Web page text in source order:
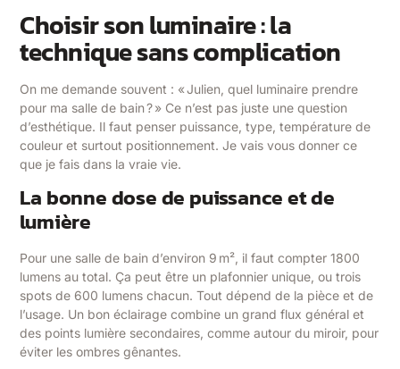
Choisir son luminaire : la
technique sans complication
On me demande souvent : « Julien, quel luminaire prendre
pour ma salle de bain ? » Ce n’est pas juste une question
d’esthétique. Il faut penser puissance, type, température de
couleur et surtout positionnement. Je vais vous donner ce
que je fais dans la vraie vie.
La bonne dose de puissance et de
lumière
Pour une salle de bain d’environ 9 m², il faut compter 1800
lumens au total. Ça peut être un plafonnier unique, ou trois
spots de 600 lumens chacun. Tout dépend de la pièce et de
l’usage. Un bon éclairage combine un grand flux général et
des points lumière secondaires, comme autour du miroir, pour
éviter les ombres gênantes.